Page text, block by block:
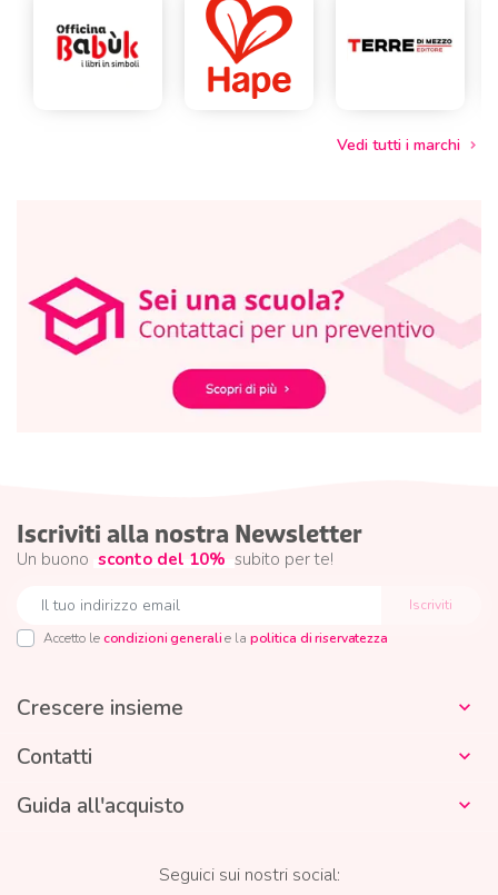
Vedi tutti i marchi
Iscriviti alla nostra Newsletter
Un buono sconto del 10% subito per te!
Accetto lecondizioni generalie la politica di riservatezza
Crescere insieme 
Contatti 
Guida all'acquisto 
Seguici sui nostri social: